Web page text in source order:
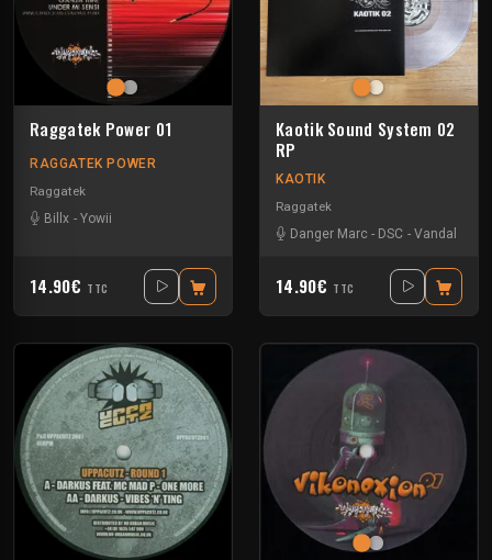
Raggatek Power 01
RAGGATEK POWER
Raggatek
Billx - Yowii
14.90€ TTC
Kaotik Sound System 02
RP
KAOTIK
Raggatek
Danger Marc - DSC - Vandal
14.90€ TTC